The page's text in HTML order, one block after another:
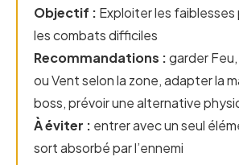
Objectif : Exploiter les
les combats difficiles
Recommandations :garder
ou Vent selon la zone, adapter la
boss, prévoir une alternative
À éviter : entrer avec un seul
sort absorbé par l’ennemi